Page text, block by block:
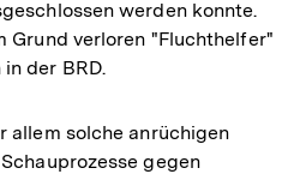
werden konnte.
Grund verloren "Fluchthelfer"
der BRD.
allem solche anrüchigen
gegen